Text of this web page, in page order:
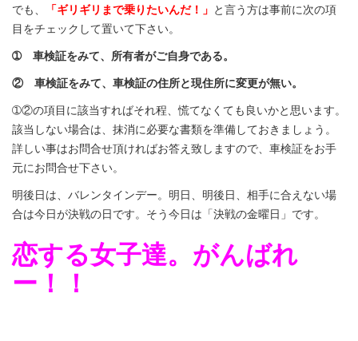
でも、
「ギリギリまで乗りたいんだ！」 と言う方は事前に次の項
目をチェックして置いて下さい。
➀ 車検証をみて、所有者がご自身である。
② 車検証をみて、車検証の住所と現住所に変更が無い。
➀②の項目に該当すればそれ程、慌てなくても良いかと思います。
該当しない場合は、抹消に必要な書類を準備しておきましょう。
詳しい事はお問合せ頂ければお答え致しますので、車検証をお手
元にお問合せ下さい。
明後日は、バレンタインデー。明日、明後日、相手に合えない場
合は今日が決戦の日です。そう今日は「決戦の金曜日」です。
恋する女子達。がんばれ
ー！！